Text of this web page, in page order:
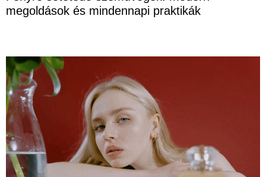
megoldások és mindennapi praktikák